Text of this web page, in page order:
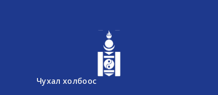
Чухал холбоос